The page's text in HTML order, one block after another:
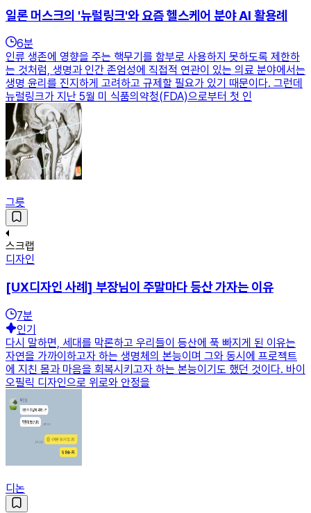
일론 머스크의 '뉴럴링크'와 요즘 헬스케어 분야 AI 활용례
6분
인류 생존에 영향을 주는 핵무기를 함부로 사용하지 못하도록 제한하
는 것처럼, 생명과 인간 존엄성에 직접적 연관이 있는 의료 분야에서는
생명 윤리를 진지하게 고려하고 규제할 필요가 있기 때문이다. 그런데
뉴럴링크가 지난 5월 미 식품의약청(FDA)으로부터 첫 인
그릇
스크랩
디자인
[UX디자인 사례] 부장님이 주말마다 등산 가자는 이유
7분
인기
다시 말하면, 세대를 막론하고 우리들이 등산에 푹 빠지게 된 이유는
자연을 가까이하고자 하는 생명체의 본능이며 그와 동시에 프로젝트
에 지친 몸과 마음을 회복시키고자 하는 본능이기도 했던 것이다. 바이
오필릭 디자인으로 위로와 안정을
디논